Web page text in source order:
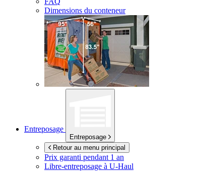
Dimensions du conteneur
Entreposage
Entreposage
Retour au menu principal
Prix garanti pendant 1 an
Libre-entreposage à U-Haul